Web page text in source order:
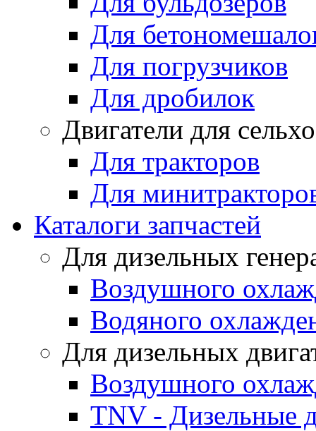
Для
Для погрузчиков
Для дробилок
Двигатели для
Для тракторов
Для
Каталоги запчастей
Для дизельных
Воздушного
Водяного
Для дизельных
Воздушного
TNV - Дизельные